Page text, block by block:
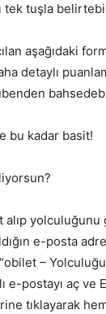
tek tuşla
aşağıdaki
detaylı
bu kadar basit!
e-posta
–
e-postayı aç ve
tıklayarak